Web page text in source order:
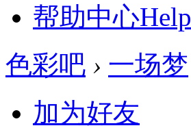
帮助中心Help
色彩吧 › 一场梦
加为好友